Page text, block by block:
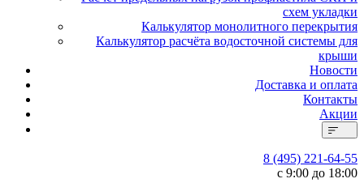
схем укладки
Калькулятор монолитного перекрытия
Калькулятор расчёта водосточной системы для
крыши
Новости
Доставка и оплата
Контакты
Акции
8 (495) 221-64-55
с 9:00 до 18:00